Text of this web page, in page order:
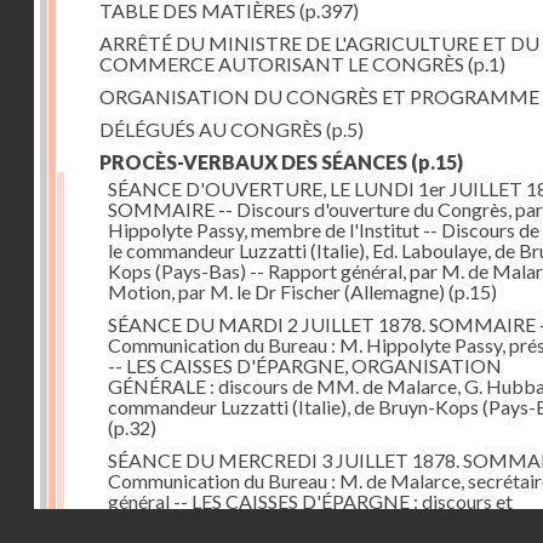
TABLE DES MATIÈRES (p.397)
ARRÊTÉ DU MINISTRE DE L'AGRICULTURE ET DU
COMMERCE AUTORISANT LE CONGRÈS (p.1)
ORGANISATION DU CONGRÈS ET PROGRAMME
DÉLÉGUÉS AU CONGRÈS (p.5)
PROCÈS-VERBAUX DES SÉANCES (p.15)
SÉANCE D'OUVERTURE, LE LUNDI 1er JUILLET
SOMMAIRE -- Discours d'ouverture du Congrès,
Hippolyte Passy, membre de l'Institut -- Discours
le commandeur Luzzatti (Italie), Ed. Laboulaye, de
Kops (Pays-Bas) -- Rapport général, par M. de
Motion, par M. le Dr Fischer (Allemagne) (p.15)
SÉANCE DU MARDI 2 JUILLET 1878. SOMMAIRE
Communication du Bureau : M. Hippolyte Passy,
-- LES CAISSES D'ÉPARGNE, ORGANISATION
GÉNÉRALE : discours de MM. de Malarce, G.
commandeur Luzzatti (Italie), de Bruyn-Kops (Pays-
(p.32)
SÉANCE DU MERCREDI 3 JUILLET 1878.
Communication du Bureau : M. de Malarce,
général -- LES CAISSES D'ÉPARGNE : discours et